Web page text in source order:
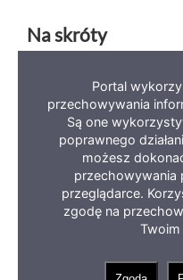
Na skróty
Deklaracja dostępności
Polityka prywatności
Copyright
Portal
przechowywania
Są one
poprawnego
możesz
przechowywania
przeglądarce.
zgodę na